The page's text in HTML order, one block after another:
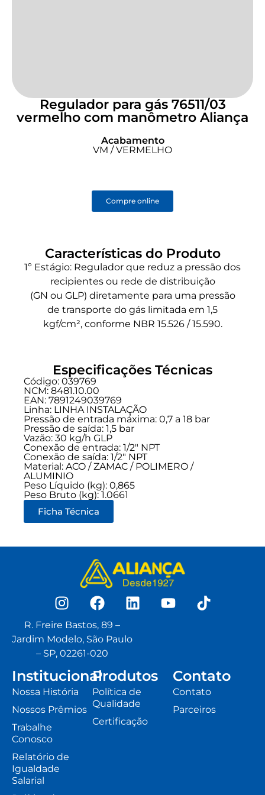
Regulador para gás 76511/03
vermelho com manômetro Aliança
Acabamento
VM / VERMELHO
Compre online
Características do Produto
1º Estágio: Regulador que reduz a pressão dos
recipientes ou rede de distribuição
(GN ou GLP) diretamente para uma pressão
de transporte do gás limitada em 1,5
kgf/cm², conforme NBR 15.526 / 15.590.
Especificações Técnicas
Código: 039769
NCM: 8481.10.00
EAN: 7891249039769
Linha: LINHA INSTALAÇÃO
Pressão de entrada máxima: 0,7 a 18 bar
Pressão de saída: 1,5 bar
Vazão: 30 kg/h GLP
Conexão de entrada: 1/2" NPT
Conexão de saída: 1/2" NPT
Material: ACO / ZAMAC / POLIMERO /
ALUMINIO
Peso Líquido (kg): 0,865
Peso Bruto (kg): 1.0661
Ficha Técnica
R. Freire Bastos, 89 –
Jardim Modelo, São Paulo
– SP, 02261-020
Institucional
Nossa História
Nossos Prêmios
Trabalhe
Conosco
Relatório de
Igualdade
Salarial
Produtos
Política de
Qualidade
Certificação
Contato
Contato
Parceiros